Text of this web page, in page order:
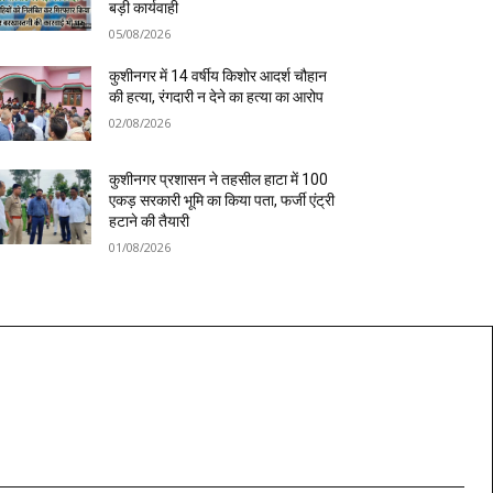
बड़ी कार्यवाही
05/08/2026
कुशीनगर में 14 वर्षीय किशोर आदर्श चौहान
की हत्या, रंगदारी न देने का हत्या का आरोप
02/08/2026
कुशीनगर प्रशासन ने तहसील हाटा में 100
एकड़ सरकारी भूमि का किया पता, फर्जी एंट्री
हटाने की तैयारी
01/08/2026